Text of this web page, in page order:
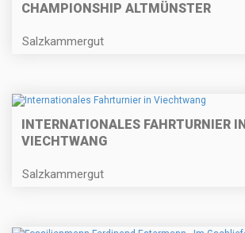
CHAMPIONSHIP ALTMÜNSTER
Salzkammergut
INTERNATIONALES FAHRTURNIER IN
VIECHTWANG
Salzkammergut